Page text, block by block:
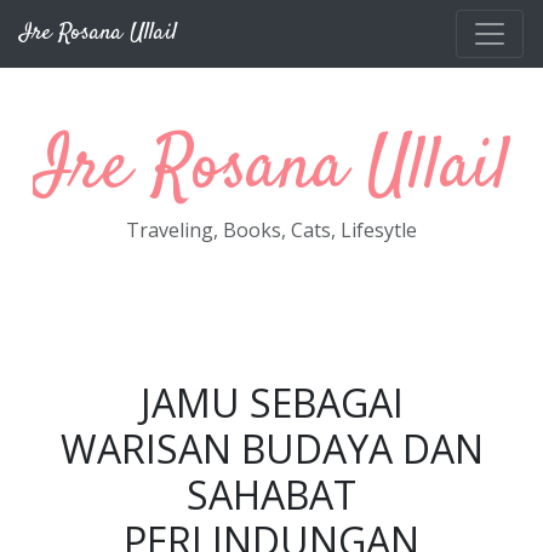
Ire Rosana Ullail
Ire Rosana Ullail
Traveling, Books, Cats, Lifesytle
JAMU SEBAGAI
WARISAN BUDAYA DAN
SAHABAT
PERLINDUNGAN